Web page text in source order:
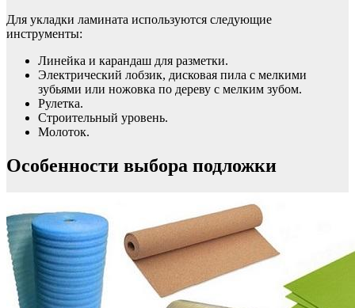
Для укладки ламината используются следующие
инструменты:
Линейка и карандаш для разметки.
Электрический лобзик, дисковая пила с мелкими
зубьями или ножовка по дереву с мелким зубом.
Рулетка.
Строительный уровень.
Молоток.
Особенности выбора подложки